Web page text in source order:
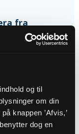
og til
om din
knappen ’Afvis,’
dog en
fra